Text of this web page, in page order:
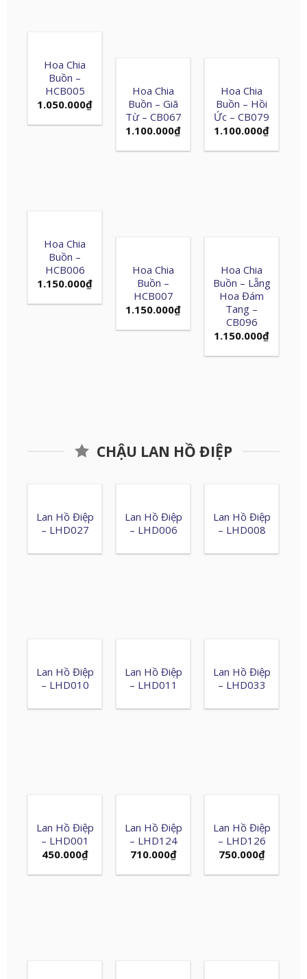
Hoa Chia
Buồn –
HCB005
1.050.000₫
Hoa Chia
Buồn – Giã
Từ – CB067
1.100.000₫
Hoa Chia
Buồn – Hồi
Ức – CB079
1.100.000₫
Hoa Chia
Buồn –
HCB006
1.150.000₫
Hoa Chia
Buồn –
HCB007
1.150.000₫
Hoa Chia
Buồn – Lẵng
Hoa Đám
Tang –
CB096
1.150.000₫
CHẬU LAN HỒ ĐIỆP
Lan Hồ Điệp
– LHD027
Lan Hồ Điệp
– LHD006
Lan Hồ Điệp
– LHD008
Lan Hồ Điệp
– LHD010
Lan Hồ Điệp
– LHD011
Lan Hồ Điệp
– LHD033
Lan Hồ Điệp
– LHD001
450.000₫
Lan Hồ Điệp
– LHD124
710.000₫
Lan Hồ Điệp
– LHD126
750.000₫